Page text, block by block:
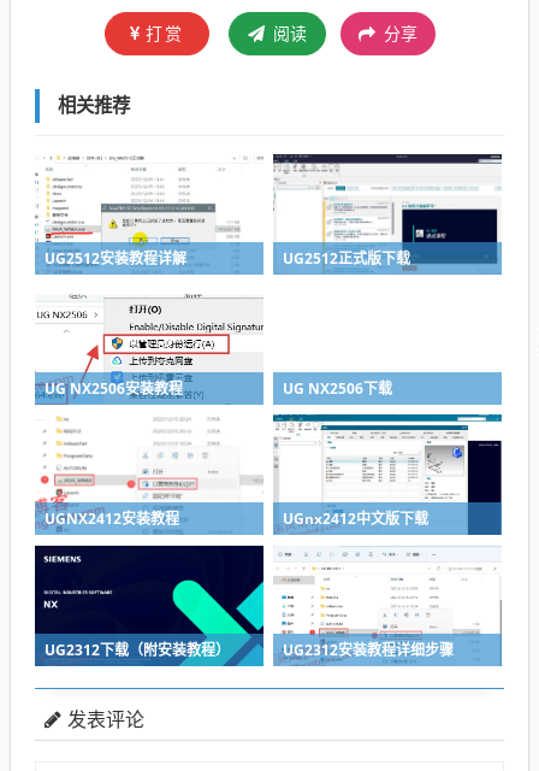
打赏 阅读 分享
相关推荐
UG2512安装教程详解 UG2512正式版下载
UG NX2506安装教程 UG NX2506下载
UGNX2412安装教程 UGnx2412中文版下载
UG2312下载（附安装教程） UG2312安装教程详细步骤
发表评论